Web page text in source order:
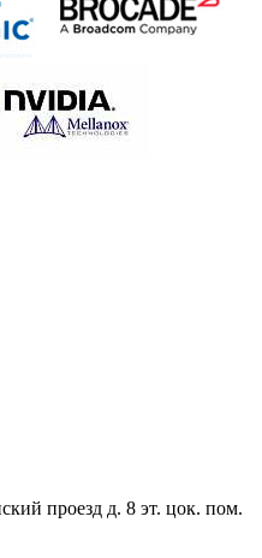
проезд д. 8 эт. цок. пом.